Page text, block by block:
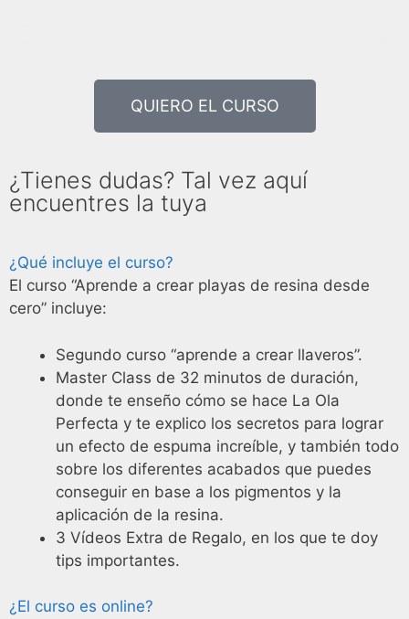
QUIERO EL CURSO
¿Tienes dudas? Tal vez aquí
encuentres la tuya
¿Qué incluye el curso?
El curso “Aprende a crear playas de resina desde
cero” incluye:
Segundo curso “aprende a crear llaveros”.
Master Class de 32 minutos de duración,
donde te enseño cómo se hace La Ola
Perfecta y te explico los secretos para lograr
un efecto de espuma increíble, y también todo
sobre los diferentes acabados que puedes
conseguir en base a los pigmentos y la
aplicación de la resina.
3 Vídeos Extra de Regalo, en los que te doy
tips importantes.
¿El curso es online?